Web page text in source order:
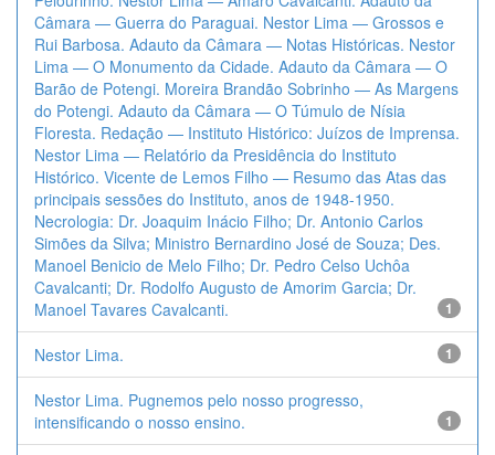
Câmara — Guerra do Paraguai. Nestor Lima — Grossos e
Rui Barbosa. Adauto da Câmara — Notas Históricas. Nestor
Lima — O Monumento da Cidade. Adauto da Câmara — O
Barão de Potengi. Moreira Brandão Sobrinho — As Margens
do Potengi. Adauto da Câmara — O Túmulo de Nísia
Floresta. Redação — Instituto Histórico: Juízos de Imprensa.
Nestor Lima — Relatório da Presidência do Instituto
Histórico. Vicente de Lemos Filho — Resumo das Atas das
principais sessões do Instituto, anos de 1948-1950.
Necrologia: Dr. Joaquim Inácio Filho; Dr. Antonio Carlos
Simões da Silva; Ministro Bernardino José de Souza; Des.
Manoel Benicio de Melo Filho; Dr. Pedro Celso Uchôa
Cavalcanti; Dr. Rodolfo Augusto de Amorim Garcia; Dr.
Manoel Tavares Cavalcanti.
1
Nestor Lima. 1
Nestor Lima. Pugnemos pelo nosso progresso,
intensificando o nosso ensino.
1